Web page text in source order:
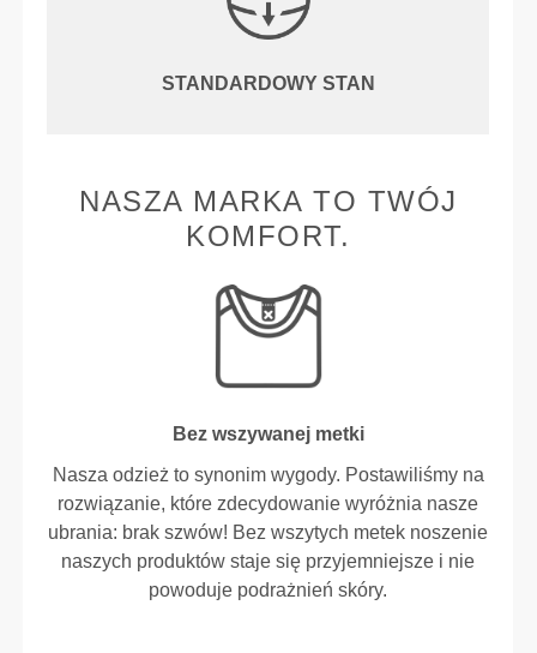
STANDARDOWY STAN
NASZA MARKA TO TWÓJ
KOMFORT.
Bez wszywanej metki
Nasza odzież to synonim wygody. Postawiliśmy na
rozwiązanie, które zdecydowanie wyróżnia nasze
ubrania: brak szwów! Bez wszytych metek noszenie
naszych produktów staje się przyjemniejsze i nie
powoduje podrażnień skóry.